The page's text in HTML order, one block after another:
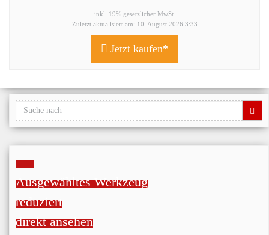
inkl. 19% gesetzlicher MwSt.
Zuletzt aktualisiert am: 10. August 2026 3:33
Jetzt kaufen*
Ausgewähltes Werkzeug
reduziert
direkt ansehen